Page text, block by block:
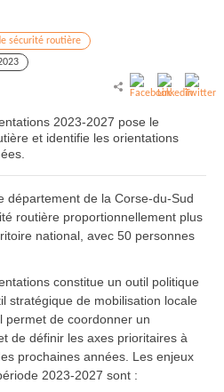
sécurité routière
2023-2027 pose le
et identifie les orientations
département de la Corse-du-Sud
routière proportionnellement plus
national, avec 50 personnes
constitue un outil politique
stratégique de mobilisation locale
permet de coordonner un
de définir les axes prioritaires à
prochaines années. Les enjeux
2023-2027 sont :